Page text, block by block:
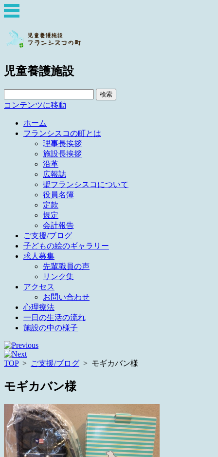
児童養護施設
索:
コンテンツに移動
ホーム
フランシスコの町とは
理事長挨拶
施設長挨拶
沿革
広報誌
聖フランシスコについて
役員名簿
定款
規定
会計報告
ご支援/ブログ
子どもの絵のギャラリー
求人募集
先輩職員の声
リンク集
アクセス
お問い合わせ
心理療法
一日の生活の流れ
施設の中の様子
TOP> ご支援/ブログ > モギカバン様
モギカバン様